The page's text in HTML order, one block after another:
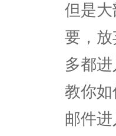
但是
要，
多都
教你
邮件